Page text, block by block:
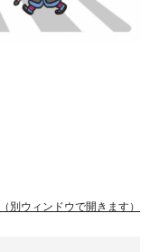
別ウィンドウで開きます）